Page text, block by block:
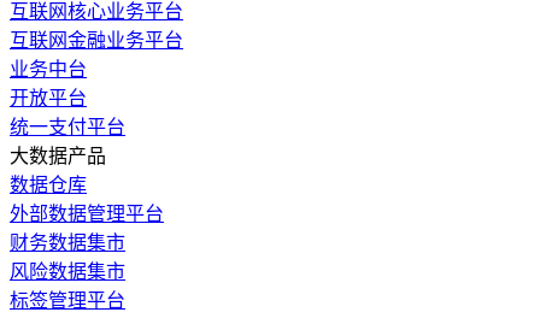
互联网核心业务平台
互联网金融业务平台
业务中台
开放平台
统一支付平台
大数据产品
数据仓库
外部数据管理平台
财务数据集市
风险数据集市
标签管理平台